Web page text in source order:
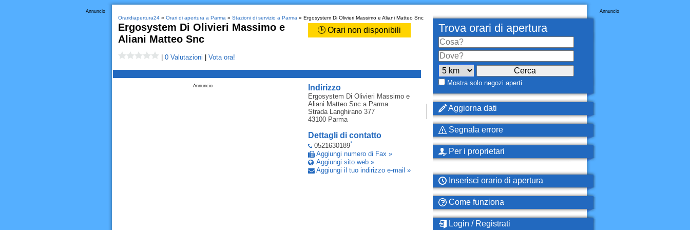
Annuncio
Oraridiapertura24» Orari di apertura a Parma » Stazioni di servizio a Parma » Ergosystem Di Olivieri Massimo e Aliani Matteo Snc
Ergosystem Di Olivieri Massimo e
Aliani Matteo Snc
🕒 Orari non disponibili
0 Valutazioni Vota ora!
Indirizzo
Ergosystem Di Olivieri Massimo e
Aliani Matteo Snc a Parma
Strada Langhirano 377
43100 Parma
Dettagli di contatto
0521630189*
Aggiungi numero di Fax »
Aggiungi sito web »
Aggiungi il tuo indirizzo e-mail »
Annuncio
Annuncio
Trova orari di apertura
Mostra solo negozi aperti
Aggiorna dati
Segnala errore
Per i proprietari
Inserisci orario di apertura
Come funziona
Login / Registrati